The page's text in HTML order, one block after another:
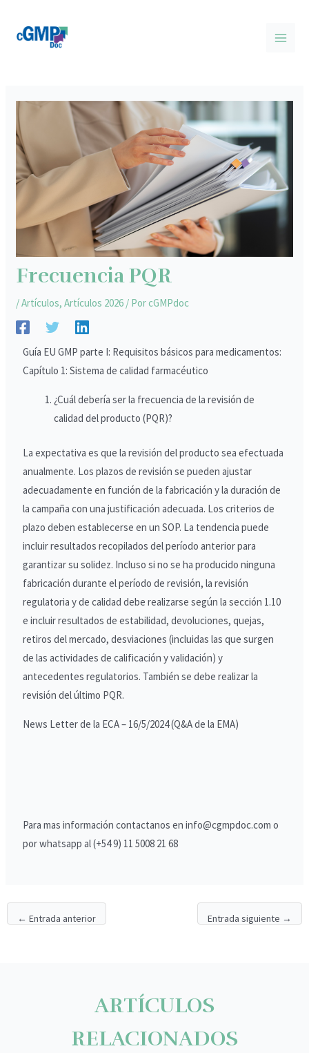
contenido
Frecuencia PQR
/Artículos,Artículos 2026 / PorcGMPdoc
Guía EU GMP parte I: Requisitos básicos para medicamentos:
Capítulo 1: Sistema de calidad farmacéutico
¿Cuál debería ser la frecuencia de la revisión de
calidad del producto (PQR)?
La expectativa es que la revisión del producto sea efectuada
anualmente. Los plazos de revisión se pueden ajustar
adecuadamente en función de la fabricación y la duración de
la campaña con una justificación adecuada. Los criterios de
plazo deben establecerse en un SOP. La tendencia puede
incluir resultados recopilados del período anterior para
garantizar su solidez. Incluso si no se ha producido ninguna
fabricación durante el período de revisión, la revisión
regulatoria y de calidad debe realizarse según la sección 1.10
e incluir resultados de estabilidad, devoluciones, quejas,
retiros del mercado, desviaciones (incluidas las que surgen
de las actividades de calificación y validación) y
antecedentes regulatorios. También se debe realizar la
revisión del último PQR.
News Letter de la ECA – 16/5/2024 (Q&A de la EMA)
Para mas información contactanos en info@cgmpdoc.com o
por whatsapp al (+54 9) 11 5008 21 68
navigation
← Entrada anterior Entrada siguiente →
ARTÍCULOS
RELACIONADOS